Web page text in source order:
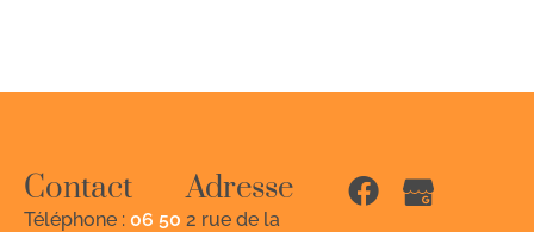
Contact
Téléphone : 06 50
Adresse
2 rue de la